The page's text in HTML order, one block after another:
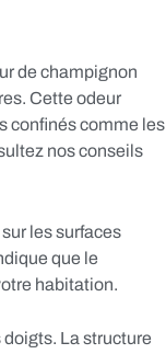
de champignon
Cette odeur
confinés comme les
nos conseils
les surfaces
que le
habitation.
La structure